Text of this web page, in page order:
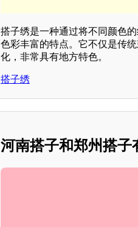
搭子绣是一种通过将不同颜色
色彩丰富的特点。它不仅是传
化，非常具有地方特色。
搭子绣
河南搭子和郑州搭子